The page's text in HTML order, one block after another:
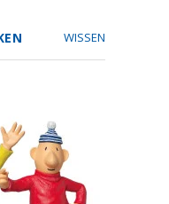
WISSEN